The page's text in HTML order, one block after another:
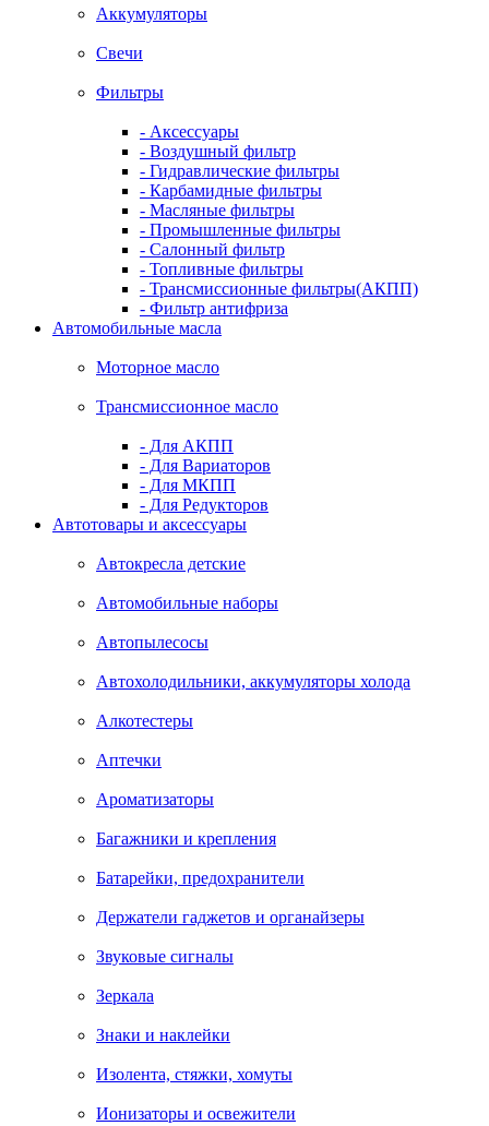
Аккумуляторы
Свечи
Фильтры
- Аксессуары
- Воздушный фильтр
- Гидравлические фильтры
- Карбамидные фильтры
- Масляные фильтры
- Промышленные фильтры
- Салонный фильтр
- Топливные фильтры
- Трансмиссионные фильтры(АКПП)
- Фильтр антифриза
Автомобильные масла
Моторное масло
Трансмиссионное масло
- Для АКПП
- Для Вариаторов
- Для МКПП
- Для Редукторов
Автотовары и аксессуары
Автокресла детские
Автомобильные наборы
Автопылесосы
Автохолодильники, аккумуляторы холода
Алкотестеры
Аптечки
Ароматизаторы
Багажники и крепления
Батарейки, предохранители
Держатели гаджетов и органайзеры
Звуковые сигналы
Зеркала
Знаки и наклейки
Изолента, стяжки, хомуты
Ионизаторы и освежители